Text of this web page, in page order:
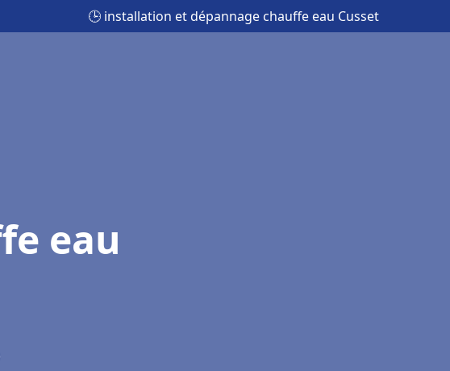
🕒 installation et dépannage chauffe eau Cusset
eau